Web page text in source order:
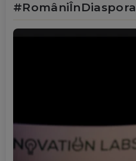
#RomâniÎnDiaspora